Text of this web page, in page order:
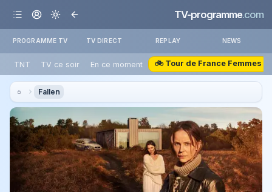
TV-programme.com
PROGRAMME TV TV DIRECT REPLAY NEWS
TNT TV ce soir En ce moment 🚲 Tour de France Femmes
Fallen